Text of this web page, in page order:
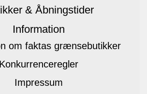
& Åbningstider
Information
om faktas grænsebutikker
Konkurrenceregler
Impressum